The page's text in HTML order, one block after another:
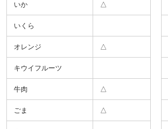
いか △
いくら
オレンジ △
キウイフルーツ
牛肉 △
ごま △